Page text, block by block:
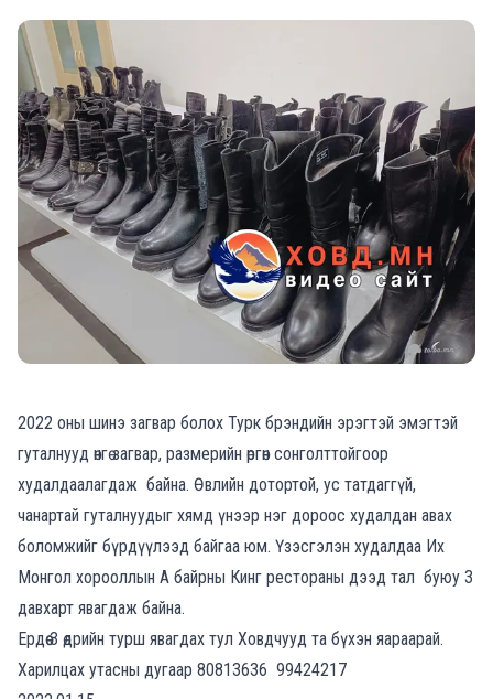
2022 оны шинэ загвар болох Турк брэндийн эрэгтэй эмэгтэй
гуталнууд өнгө загвар, размерийн өргөн сонголттойгоор
худалдаалагдаж байна. Өвлийн дотортой, ус татдаггүй,
чанартай гуталнуудыг хямд үнээр нэг дороос худалдан авах
боломжийг бүрдүүлээд байгаа юм. Үзэсгэлэн худалдаа Их
Монгол хорооллын А байрны Кинг рестораны дээд тал буюу 3
давхарт явагдаж байна.
Ердөө 3 өдрийн турш явагдах тул Ховдчууд та бүхэн яараарай.
Харилцах утасны дугаар 80813636 99424217